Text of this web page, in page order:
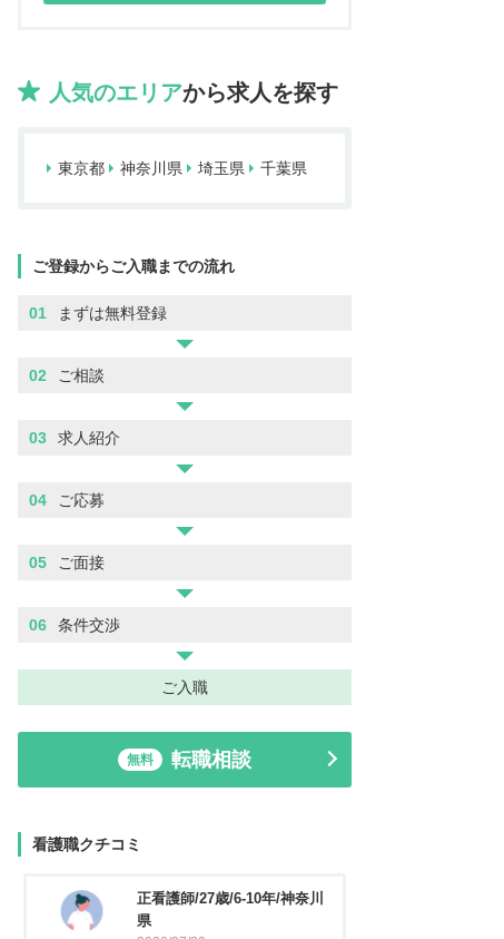
人気のエリアから求人を探す
東京都 神奈川県 埼玉県 千葉県
ご登録からご入職までの流れ
01 まずは無料登録
02 ご相談
03 求人紹介
04 ご応募
05 ご面接
06 条件交渉
ご入職
無料 転職相談
看護職クチコミ
正看護師/27歳/6-10年/神奈川